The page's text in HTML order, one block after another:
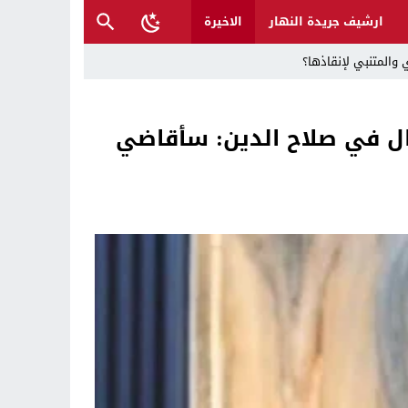
ارشيف جريدة النهار
الاخيرة
لإنقاذها؟
في صلاح الدين: سأقاضي